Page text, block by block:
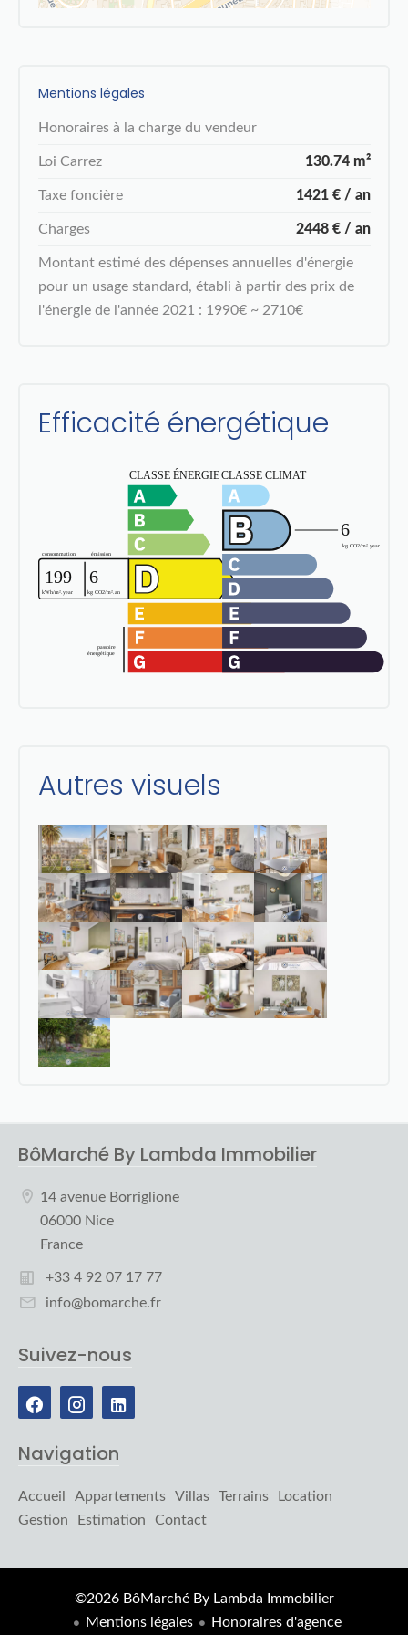
Mentions légales
Honoraires à la charge du vendeur
Loi Carrez 130.74 m²
Taxe foncière 1421 € / an
Charges 2448 € / an
Montant estimé des dépenses annuelles d'énergie
pour un usage standard, établi à partir des prix de
l'énergie de l'année 2021 : 1990€ ~ 2710€
Efficacité énergétique
Autres visuels
BôMarché By Lambda Immobilier
14 avenue Borriglione
06000 Nice
France
+33 4 92 07 17 77
info@bomarche.fr
Suivez-nous
Navigation
Accueil Appartements Villas Terrains
Location
Gestion
Estimation Contact
©2026 BôMarché By Lambda Immobilier
Mentions légales
Honoraires d'agence